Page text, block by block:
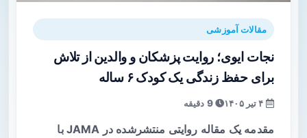
مقالات آموزشی
نجات ایوی؛ روایت پزشکان و والدین از تلاش
برای حفظ زندگی یک کودک ۶ ساله
9 دقیقه
مقدمه یک مقاله روایتی منتشرشده در JAMA با